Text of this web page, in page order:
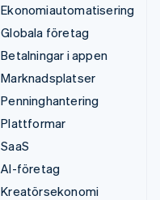
Ekonomiautomatisering
Globala företag
Betalningar i appen
Marknadsplatser
Penninghantering
Plattformar
SaaS
AI-företag
Kreatörsekonomi